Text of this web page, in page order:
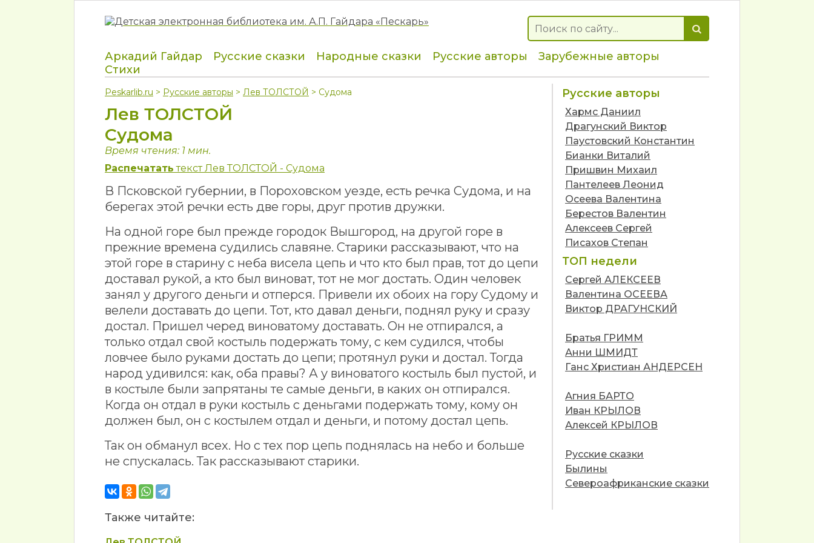
Аркадий Гайдар Русские сказки Народные сказки Русские авторы
Зарубежные авторы
Стихи
Peskarlib.ru > Русские авторы > Лев ТОЛСТОЙ > Судома
Лев ТОЛСТОЙ
Судома
Время чтения: 1 мин.
Распечатать текст Лев ТОЛСТОЙ - Судома
В Псковской губернии, в Пороховском уезде, есть речка Судома, и на
берегах этой речки есть две горы, друг против дружки.
На одной горе был прежде городок Вышгород, на другой горе в
прежние времена судились славяне. Старики рассказывают, что на
этой горе в старину с неба висела цепь и что кто был прав, тот до цепи
доставал рукой, а кто был виноват, тот не мог достать. Один человек
занял у другого деньги и отперся. Привели их обоих на гору Судому и
велели доставать до цепи. Тот, кто давал деньги, поднял руку и сразу
достал. Пришел черед виноватому доставать. Он не отпирался, а
только отдал свой костыль подержать тому, с кем судился, чтобы
ловчее было руками достать до цепи; протянул руки и достал. Тогда
народ удивился: как, оба правы? А у виноватого костыль был пустой, и
в костыле были запрятаны те самые деньги, в каких он отпирался.
Когда он отдал в руки костыль с деньгами подержать тому, кому он
должен был, он с костылем отдал и деньги, и потому достал цепь.
Так он обманул всех. Но с тех пор цепь поднялась на небо и больше
не спускалась. Так рассказывают старики.
Также читайте:
Русские авторы
Хармс Даниил
Драгунский Виктор
Паустовский Константин
Бианки Виталий
Пришвин Михаил
Пантелеев Леонид
Осеева Валентина
Берестов Валентин
Алексеев Сергей
Писахов Степан
ТОП недели
Сергей АЛЕКСЕЕВ
Валентина ОСЕЕВА
Виктор ДРАГУНСКИЙ
Братья ГРИММ
Анни ШМИДТ
Ганс Христиан АНДЕРСЕН
Агния БАРТО
Иван КРЫЛОВ
Алексей КРЫЛОВ
Русские сказки
Былины
Североафриканские сказки